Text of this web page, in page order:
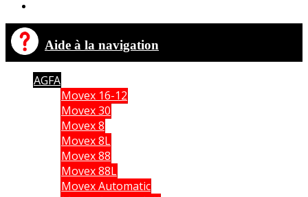
Aide à la navigation
AGFA
Movex 16-12
Movex 30
Movex 8
Movex 8L
Movex 88
Movex 88L
Movex Automatic